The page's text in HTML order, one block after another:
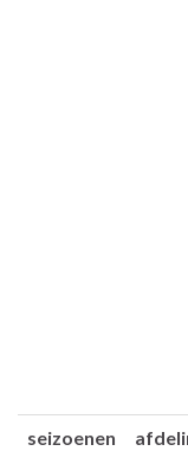
seizoenen